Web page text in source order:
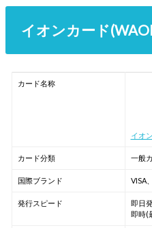
イオンカード
カード名称
イオ
カード分類 一般
国際ブランド VISA
発行スピード
即日
即時(